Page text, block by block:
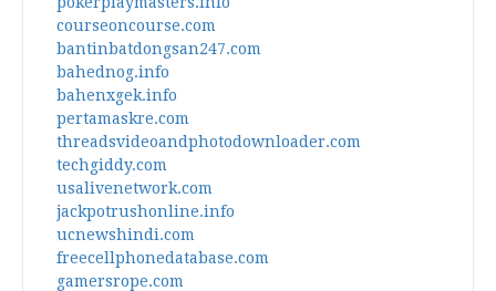
courseoncourse.com
bantinbatdongsan247.com
bahednog.info
bahenxgek.info
pertamaskre.com
threadsvideoandphotodownloader.com
techgiddy.com
usalivenetwork.com
jackpotrushonline.info
ucnewshindi.com
freecellphonedatabase.com
gamersrope.com